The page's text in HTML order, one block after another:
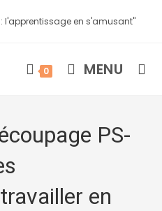
l'apprentissage en s'amusant"
0 MENU
PS-
en